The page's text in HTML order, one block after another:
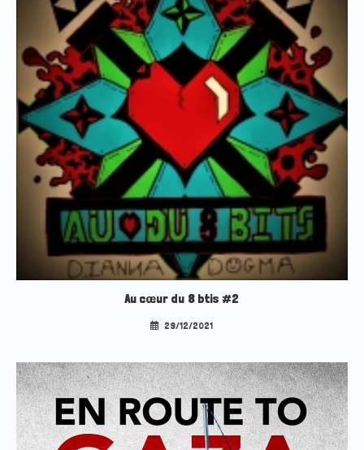
Au cœur du 8 btis #2
29/12/2021